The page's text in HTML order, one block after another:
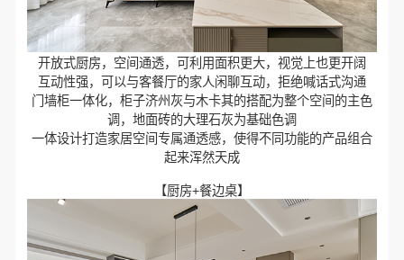
开放式厨房，空间通透，可利用面积更大，视觉上也更开阔
互动性强，可以与客餐厅的家人闲聊互动，拒绝喊话式沟通
门墙柜一体化，柜子济州灰与木卡其的搭配为整个空间的主色
调，地面砖的大理石灰为基础色调
一体设计打造家居空间专属通透感，使得不同功能的产品组合
起来浑然天成
【厨房+餐边桌】